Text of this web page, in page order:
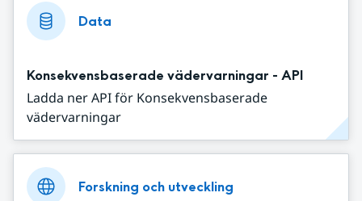
Data
Konsekvensbaserade vädervarningar - API
Ladda ner API för Konsekvensbaserade
vädervarningar
Forskning och utveckling